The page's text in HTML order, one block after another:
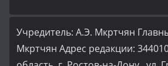
Учредитель: А.Э. Мкртчян
Мкртчян Адрес редакции: